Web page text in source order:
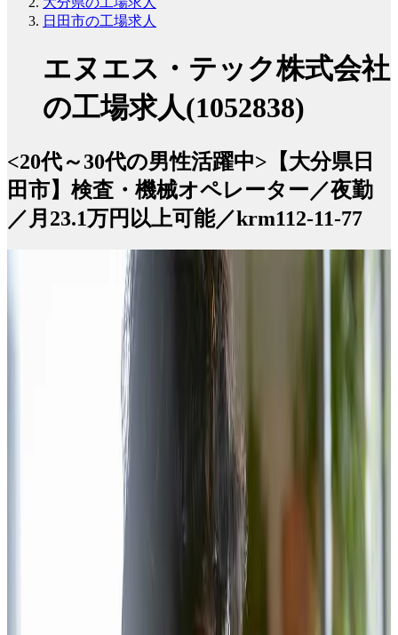
日田市の工場求人
エヌエス・テック株式会社
の工場求人(1052838)
<20代～30代の男性活躍中>【大分県日
田市】検査・機械オペレーター／夜勤
／月23.1万円以上可能／krm112-11-77